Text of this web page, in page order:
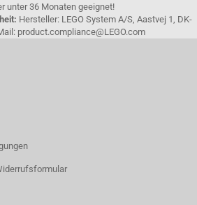
unter 36 Monaten geeignet!
Hersteller: LEGO System A/S, Aastvej 1, DK-
product.compliance@LEGO.com